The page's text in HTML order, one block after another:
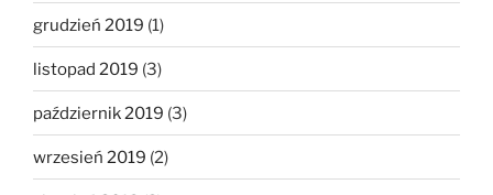
grudzień 2019 (1)
listopad 2019 (3)
październik 2019 (3)
wrzesień 2019 (2)